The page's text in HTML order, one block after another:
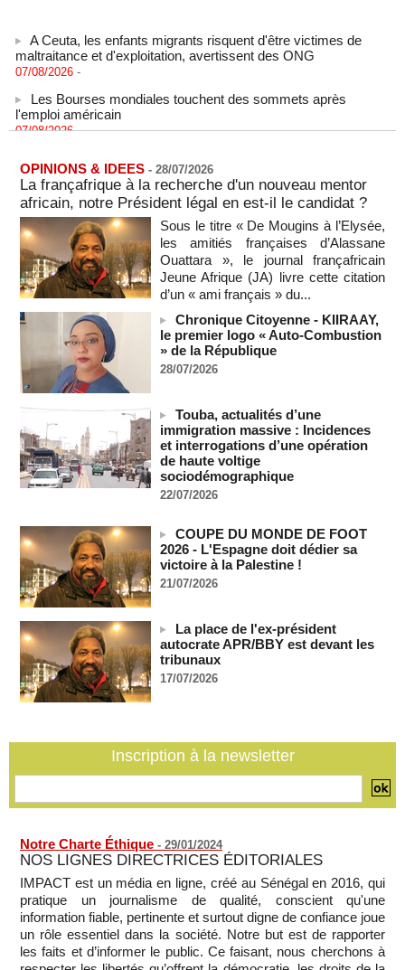
maltraitance et d'exploitation, avertissent des ONG
07/08/2026 -
l'emploi américain
07/08/2026 -
Alassane Ouattara appelle à la contribution de toutes les forces
vives de la nation
07/08/2026
Polémique à l’Assemblée nationale : Yaël Braun-Pivet se dit
"dépassée" par les critiques concernant le nouveau pavillon
07/08/2026 -
Depuis le « cessez-le-feu » à Gaza, les forces israéliennes
ont tué 300 enfants palestiniens (UNICEF)
07/08/2026 -
Guinée-Bissau - Première visite de la médiation sénégalaise
après le sommet de la Cedeao
07/08/2026 -
mois après son départ du pouvoir
07/08/2026
Mali-Algérie : le PM Maïga affirme qu’il n’y a « aucune
rupture diplomatique » entre les 2 pays
07/08/2026 -
demande une enquête pour crime de guerre
07/08/2026 -
Côte d'Ivoire : le président Ouattara accorde la grâce à 4.661
détenus
07/08/2026 -
Plagiat à Cambridge - L’université va réexaminer le
recrutement de ses enseignants
07/08/2026 -
La Türkiye, l’Arabie saoudite et le Pakistan signent un accord
La Bourse de Paris termine en hausse et poursuit sa course
OPINIONS & IDEES - 28/07/2026
La françafrique à la recherche d'un nouveau mentor
africain, notre Président légal en est-il le candidat ?
Sous le titre « De Mougins à l’Elysée,
les amitiés françaises d’Alassane
Ouattara », le journal françafricain
Jeune Afrique (JA) livre cette citation
d’un « ami français » du...
Chronique Citoyenne - KIIRAAY,
le premier logo « Auto-Combustion
» de la République
28/07/2026
Touba, actualités d’une
immigration massive : Incidences
et interrogations d’une opération
de haute voltige
sociodémographique
22/07/2026
COUPE DU MONDE DE FOOT
2026 - L'Espagne doit dédier sa
victoire à la Palestine !
21/07/2026
La place de l'ex-président
autocrate APR/BBY est devant les
tribunaux
17/07/2026
Inscription à la newsletter
Notre Charte Éthique - 29/01/2024
NOS LIGNES DIRECTRICES ÉDITORIALES
IMPACT est un média en ligne, créé au Sénégal en 2016, qui
pratique un journalisme de qualité, conscient qu'une
information fiable, pertinente et surtout digne de confiance joue
un rôle essentiel dans la société. Notre but est de rapporter
les faits et d’informer le public. Ce faisant, nous cherchons à